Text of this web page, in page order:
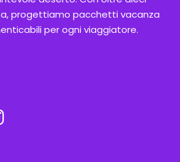
progettiamo pacchetti vacanza
per ogni viaggiatore.